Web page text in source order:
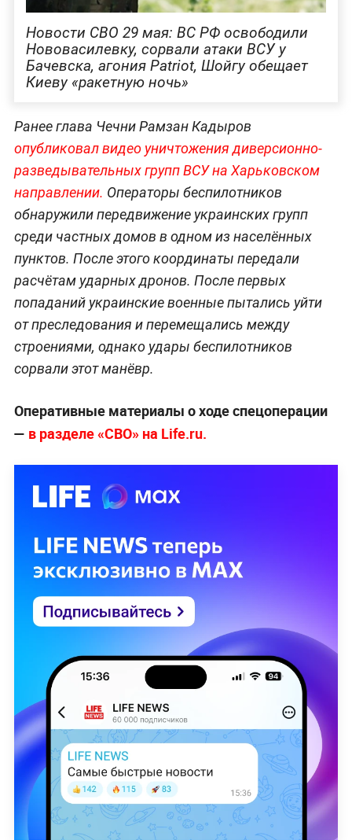
Новости СВО 29 мая: ВС РФ освободили
Нововасилевку, сорвали атаки ВСУ у
Бачевска, агония Patriot, Шойгу обещает
Киеву «ракетную ночь»
Ранее глава Чечни Рамзан Кадыров
опубликовал видео уничтожения диверсионно-
разведывательных групп ВСУ на Харьковском
направлении. Операторы беспилотников
обнаружили передвижение украинских групп
среди частных домов в одном из населённых
пунктов. После этого координаты передали
расчётам ударных дронов. После первых
попаданий украинские военные пытались уйти
от преследования и перемещались между
строениями, однако удары беспилотников
сорвали этот манёвр.
Оперативные материалы о ходе спецоперации
— в разделе «СВО» на Life.ru.